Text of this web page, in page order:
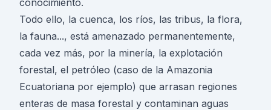
Todo ello, la cuenca, los ríos, las tribus, la flora,
la fauna..., está amenazado permanentemente,
cada vez más, por la minería, la explotación
forestal, el petróleo (caso de la Amazonia
Ecuatoriana por ejemplo) que arrasan regiones
enteras de masa forestal y contaminan aguas